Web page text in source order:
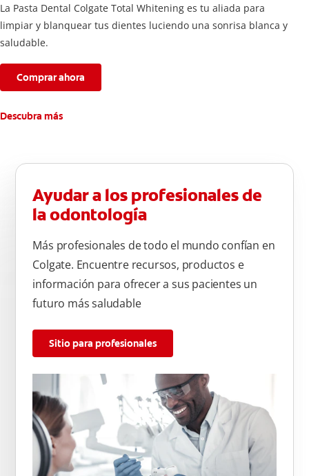
La Pasta Dental Colgate Total Whitening es tu aliada para
limpiar y blanquear tus dientes luciendo una sonrisa blanca y
saludable.
Comprar ahora
Descubra más
Ayudar a los profesionales de
la odontología
Más profesionales de todo el mundo confían en
Colgate. Encuentre recursos, productos e
información para ofrecer a sus pacientes un
futuro más saludable
Sitio para profesionales